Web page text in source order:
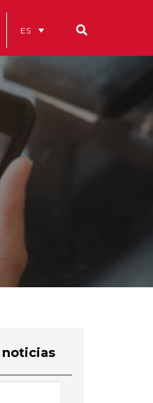
Gobierno
ES
noticias